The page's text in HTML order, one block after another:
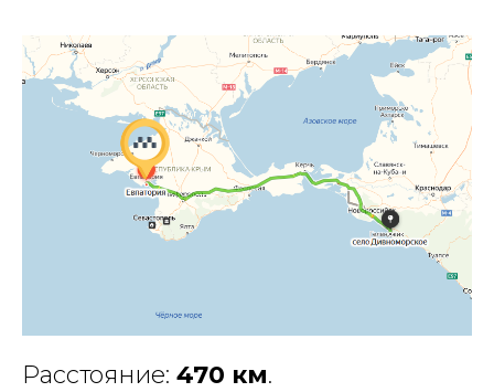
Расстояние: 470 км.